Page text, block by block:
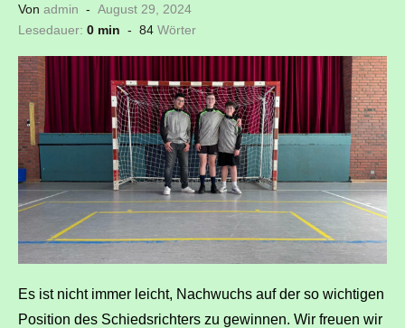
Von admin
Veröffentlicht
am
August 29, 2024
Lesedauer: 0 min - 84 Wörter
Es ist nicht immer leicht, Nachwuchs auf der so wichtigen
Position des Schiedsrichters zu gewinnen. Wir freuen wir